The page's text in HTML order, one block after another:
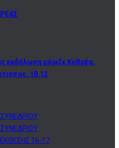
εκδήλωση μύριζε Κυθρέα.
18.12
ΣΥΝΕΔΡΙΟΥ
ΣΥΝΕΔΡΙΟΥ
16-17